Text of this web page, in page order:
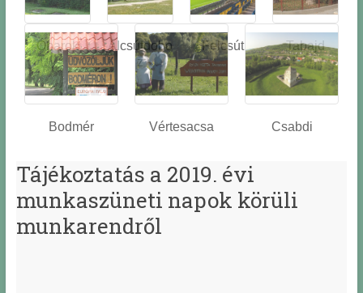
Óbarok
Alcsútdobo
z
Felcsút Tabajd
Bodmér Vértesacsa Csabdi
Tájékoztatás a 2019. évi
munkaszüneti napok körüli
munkarendről